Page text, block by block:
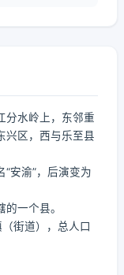
分水岭上，东邻重
兴区，西与乐至县
安渝”，后演变为
一个县。
街道），总人口